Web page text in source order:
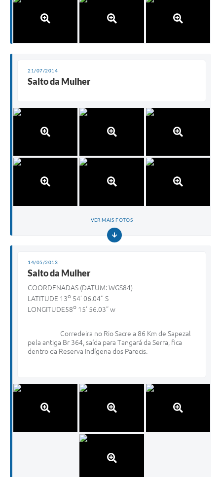
21/07/2014
Salto da Mulher
VER MAIS FOTOS
14/05/2013
Salto da Mulher
COORDENADAS (DATUM: WGS84)
LATITUDE 13o 54’ 06.04’’ S
LONGITUDE58o 15’ 56.03” w
Corredeira no Rio Sacre a 86 Km de Sapezal
pela antiga Br 364, saída para Tangará da Serra, fica
dentro da Reserva Indígena dos Parecis.